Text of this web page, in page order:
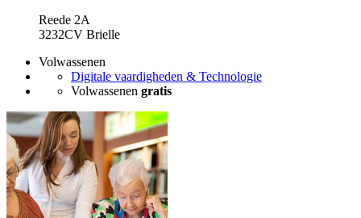
Reede 2A
3232CV Brielle
Volwassenen
Digitale vaardigheden & Technologie
Volwassenen gratis